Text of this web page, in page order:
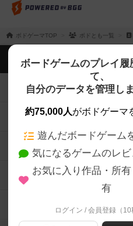
ボドゲーマTOP ボドとも一覧
ボードゲームのプレイ履
て、
自分のデータを管理し
約75,000人がボドゲーマ
遊んだボードゲーム
気になるゲームのレ
お気に入り作品・所
有
ログイン / 会員登録（10
ボドゲーマTOP
ボードゲームを検索する
ボードゲームの新着レビ
ボードゲーム会情報
メカニクス特集
掲示板・トピックス